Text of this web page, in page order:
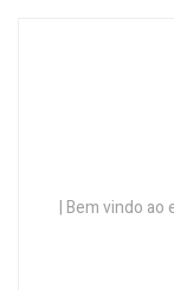
| Bem vindo ao